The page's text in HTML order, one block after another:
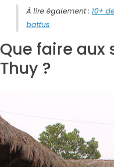
À lire également : 10+
battus
Que faire aux
Thuy ?